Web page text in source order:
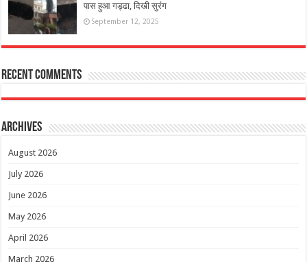
पास हुआ गड्ढा, दिखी सुरंग
September 12, 2025
Recent Comments
Archives
August 2026
July 2026
June 2026
May 2026
April 2026
March 2026